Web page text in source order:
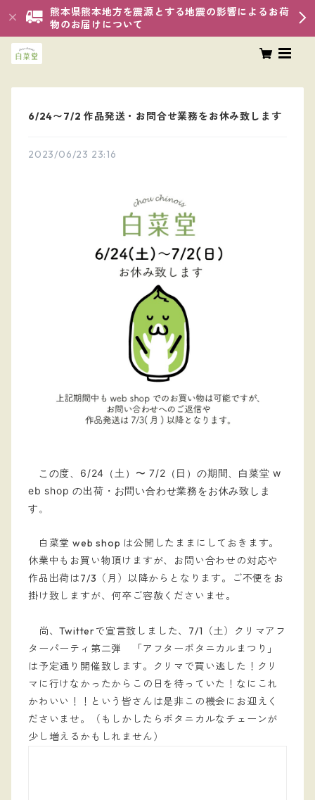
熊本県熊本地方を震源とする地震の影響によるお荷
物のお届けについて
6/24〜7/2 作品発送・お問合せ業務をお休み致します
2023/06/23 23:16
この度、6/24（土）〜 7/2（日）の期間、白菜堂 w
eb shop の出荷・お問い合わせ業務をお休み致しま
す。
白菜堂 web shop は公開したままにしておきます。
休業中もお買い物頂けますが、お問い合わせの対応や
作品出荷は7/3（月）以降からとなります。ご不便をお
掛け致しますが、何卒ご容赦くださいませ。
尚、Twitterで宣言致しました、7/1（土）クリマアフ
ターパーティ第二弾 「アフターボタニカルまつり」
は予定通り開催致します。クリマで買い逃した！クリ
マに行けなかったからこの日を待っていた！なにこれ
かわいい！！という皆さんは是非この機会にお迎えく
ださいませ。（もしかしたらボタニカルなチェーンが
少し増えるかもしれません）